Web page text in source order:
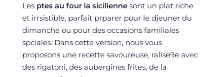
Les ptes au four la siciliennesont un plat riche
et irrsistible, parfait prparer pour le djeuner du
dimanche ou pour des occasions familiales
spciales. Dans cette version, nous vous
proposons une recette savoureuse, ralise9e avec
des rigatoni, des aubergines frites, de la